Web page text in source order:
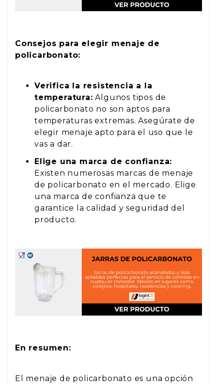
Consejos para elegir menaje de
policarbonato:
Verifica la resistencia a la
temperatura: Algunos tipos de
policarbonato no son aptos para
temperaturas extremas. Asegúrate de
elegir menaje apto para el uso que le
vas a dar.
Elige una marca de confianza:
Existen numerosas marcas de menaje
de policarbonato en el mercado. Elige
una marca de confianza que te
garantice la calidad y seguridad del
producto.
En resumen:
El menaje de policarbonato es una opción